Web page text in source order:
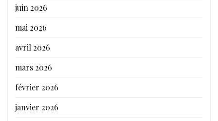
juin 2026
mai 2026
avril 2026
mars 2026
février 2026
janvier 2026